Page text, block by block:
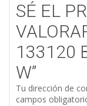
SÉ EL
133120
W”
Tu dirección de
campos